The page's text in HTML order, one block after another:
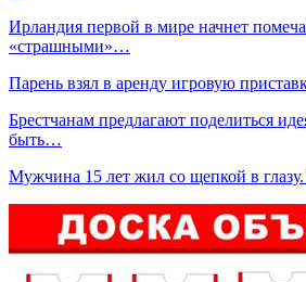
Ирландия первой в мире начнет
«страшными»…
Парень взял в аренду игровую
Брестчанам предлагают поделиться
быть…
Мужчина 15 лет жил со щепкой в глазу.